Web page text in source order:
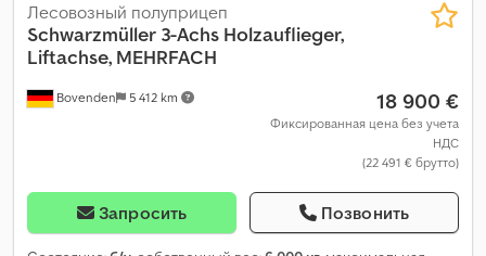
Bovenden 5 412 km
Лесовозный полуприцеп
Schwarzmüller 3-Achs Holzauflieger,
Liftachse, MEHRFACH
18 900 €
Фиксированная цена без учета
НДС
(22 491 € брутто)
Запросить Позвонить